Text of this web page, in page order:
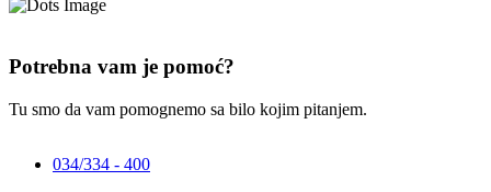
Potrebna vam je pomoć?
Tu smo da vam pomognemo sa bilo kojim pitanjem.
034/334 - 400